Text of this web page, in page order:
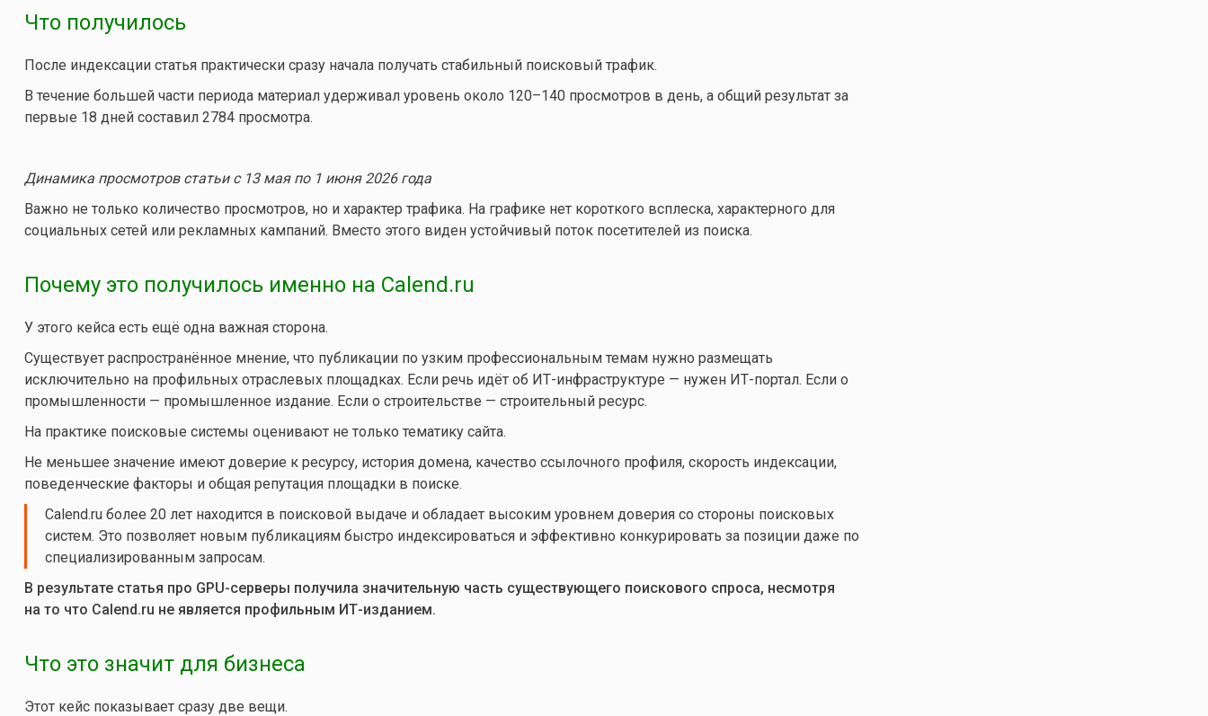
Что получилось
После индексации статья практически сразу начала получать стабильный поисковый трафик.
В течение большей части периода материал удерживал уровень около 120–140 просмотров в день, а общий результат за
первые 18 дней составил 2784 просмотра.
Динамика просмотров статьи с 13 мая по 1 июня 2026 года
Важно не только количество просмотров, но и характер трафика. На графике нет короткого всплеска, характерного для
социальных сетей или рекламных кампаний. Вместо этого виден устойчивый поток посетителей из поиска.
Почему это получилось именно на Calend.ru
У этого кейса есть ещё одна важная сторона.
Существует распространённое мнение, что публикации по узким профессиональным темам нужно размещать
исключительно на профильных отраслевых площадках. Если речь идёт об ИТ-инфраструктуре — нужен ИТ-портал. Если о
промышленности — промышленное издание. Если о строительстве — строительный ресурс.
На практике поисковые системы оценивают не только тематику сайта.
Не меньшее значение имеют доверие к ресурсу, история домена, качество ссылочного профиля, скорость индексации,
поведенческие факторы и общая репутация площадки в поиске.
Calend.ru более 20 лет находится в поисковой выдаче и обладает высоким уровнем доверия со стороны поисковых
систем. Это позволяет новым публикациям быстро индексироваться и эффективно конкурировать за позиции даже по
специализированным запросам.
В результате статья про GPU-серверы получила значительную часть существующего поискового спроса, несмотря
на то что Calend.ru не является профильным ИТ-изданием.
Что это значит для бизнеса
Этот кейс показывает сразу две вещи.